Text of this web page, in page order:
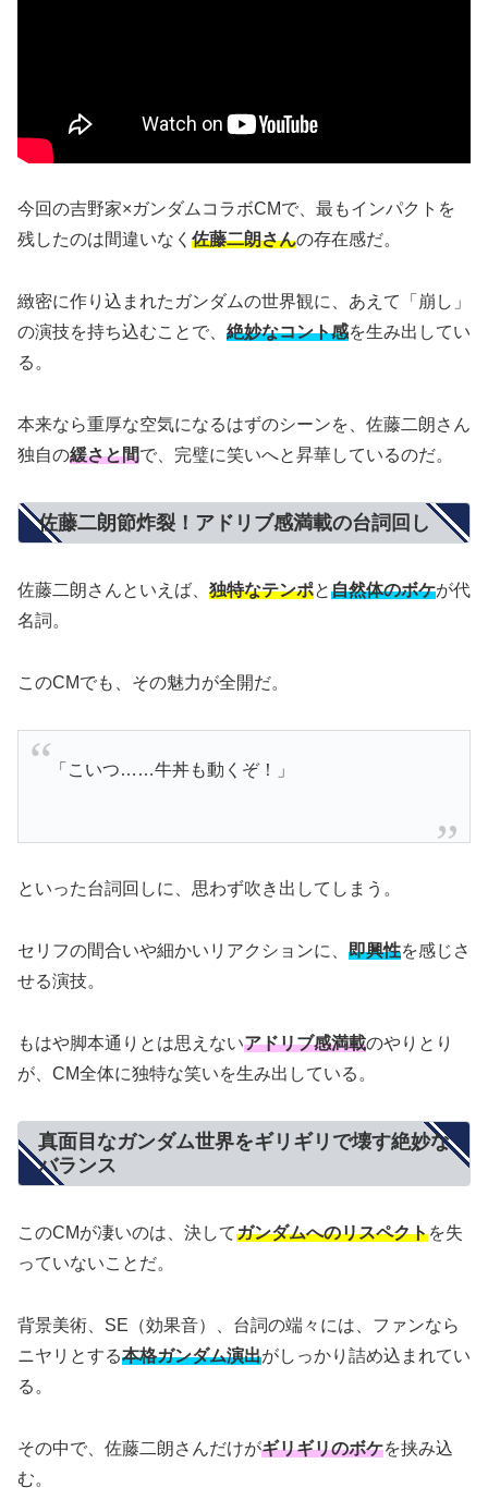
今回の吉野家×ガンダムコラボCMで、最もインパクトを
残したのは間違いなく 佐藤二朗さんの存在感だ。
緻密に作り込まれたガンダムの世界観に、あえて「崩し」
の演技を持ち込むことで、 絶妙なコント感を生み出してい
る。
本来なら重厚な空気になるはずのシーンを、佐藤二朗さん
独自の緩さと間で、完璧に笑いへと昇華しているのだ。
佐藤二朗節炸裂！アドリブ感満載の台詞回し
佐藤二朗さんといえば、 独特なテンポと自然体のボケが代
名詞。
このCMでも、その魅力が全開だ。
「こいつ……牛丼も動くぞ！」
といった台詞回しに、思わず吹き出してしまう。
セリフの間合いや細かいリアクションに、 即興性を感じさ
せる演技。
もはや脚本通りとは思えないアドリブ感満載のやりとり
が、CM全体に独特な笑いを生み出している。
真面目なガンダム世界をギリギリで壊す絶妙な
バランス
このCMが凄いのは、決してガンダムへのリスペクトを失
っていないことだ。
背景美術、SE（効果音）、台詞の端々には、ファンなら
ニヤリとする本格ガンダム演出がしっかり詰め込まれてい
る。
その中で、佐藤二朗さんだけがギリギリのボケを挟み込
む。